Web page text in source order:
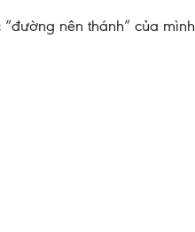
nên thánh” của